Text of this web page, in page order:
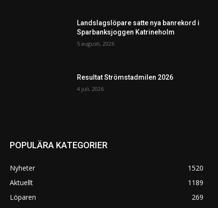
Landslagslöpare satte nya banrekord i
Sparbanksjoggen Katrineholm
5 augusti, 2026
Resultat Strömstadmilen 2026
4 juli, 2026
POPULÄRA KATEGORIER
Nyheter
1520
Aktuellt
1189
Löparen
269